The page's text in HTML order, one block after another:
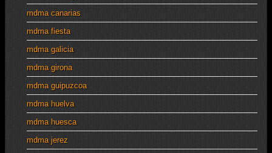
mdma canarias
mdma fiesta
mdma galicia
mdma girona
mdma guipuzcoa
mdma huelva
mdma huesca
mdma jerez